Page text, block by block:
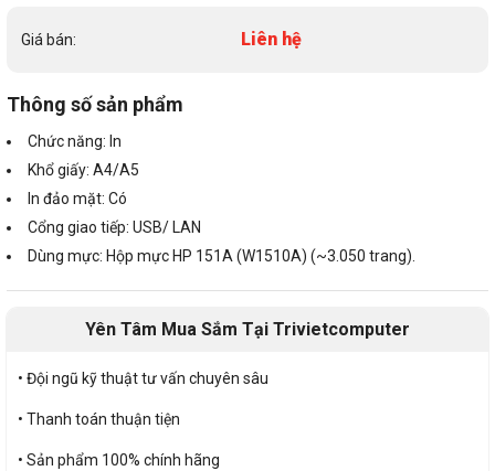
Giá bán: Liên hệ
Thông số sản phẩm
Chức năng: In
Khổ giấy: A4/A5
In đảo mặt: Có
Cổng giao tiếp: USB/ LAN
Dùng mực: Hộp mực HP 151A (W1510A) (~3.050 trang).
Yên Tâm Mua Sắm Tại Trivietcomputer
• Đội ngũ kỹ thuật tư vấn chuyên sâu
• Thanh toán thuận tiện
• Sản phẩm 100% chính hãng